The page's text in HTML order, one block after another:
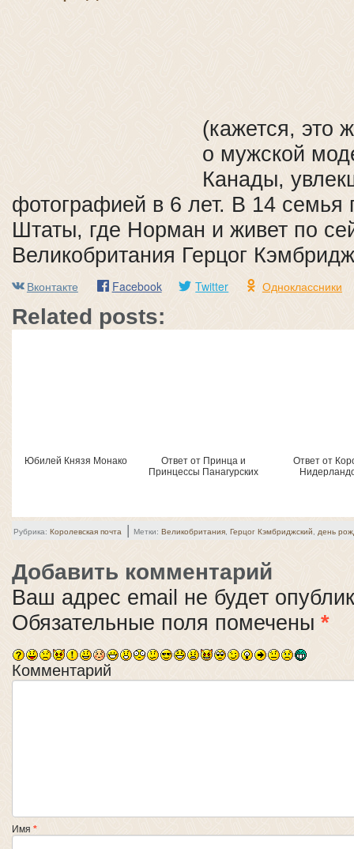
(кажется, это
о мужской
Канады,
фотографией в 6 лет. В 14 семья
Штаты, где Норман и живет по
Великобритания Герцог
Вконтакте Facebook Twitter Одноклассники
Related posts:
Юбилей Князя Монако
Ответ от Принца и
Принцессы Панагурских
Ответ от
Рубрика: Королевская почта | Метки: Великобритания Герцог Кэмбриджский день
Добавить комментарий
Ваш адрес email не будет
Обязательные поля помечены *
Комментарий
Имя *